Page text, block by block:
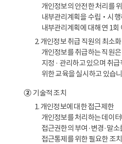
개인정보의 안전한 처리를
내부관리계획을 수립‧시행
내부관리계획에 대해 연 1
2. 개인정보 취급 직원의 최소
개인정보를 취급하는 직원
지정 · 관리하고 있으며 취
위한 교육을 실시하고 있습
②기술적 조치
1. 개인정보에 대한 접근제한
개인정보를 처리하는 데이
접근권한의 부여·변경·말
접근통제를 위한 필요한 조